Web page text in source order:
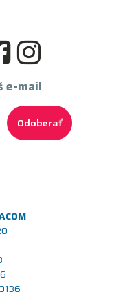
e-mail
Odoberať